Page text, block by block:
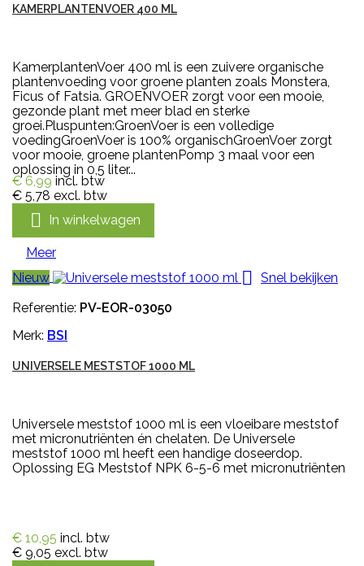
KAMERPLANTENVOER 400 ML
KamerplantenVoer 400 ml is een zuivere organische
plantenvoeding voor groene planten zoals Monstera,
Ficus of Fatsia. GROENVOER zorgt voor een mooie,
gezonde plant met meer blad en sterke
groei.Pluspunten:GroenVoer is een volledige
voedingGroenVoer is 100% organischGroenVoer zorgt
voor mooie, groene plantenPomp 3 maal voor een
oplossing in 0,5 liter...
€ 6,99 incl. btw
€ 5,78 excl. btw
 In winkelwagen
Meer
Nieuw

Snel bekijken
Referentie: PV-EOR-03050
Merk: BSI
UNIVERSELE MESTSTOF 1000 ML
Universele meststof 1000 ml is een vloeibare meststof
met micronutriënten én chelaten. De Universele
meststof 1000 ml heeft een handige doseerdop.
Oplossing EG Meststof NPK 6-5-6 met micronutriënten
€ 10,95 incl. btw
€ 9,05 excl. btw